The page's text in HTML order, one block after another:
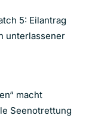
5: Eilantrag
unterlassener
macht
Seenotrettung